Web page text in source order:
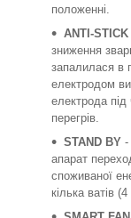
положенні.
ANTI-STICK
зниження
запалилася в
електродом
електрода
перегрів.
STAND BY -
апарат
споживаної
кілька ватів (4